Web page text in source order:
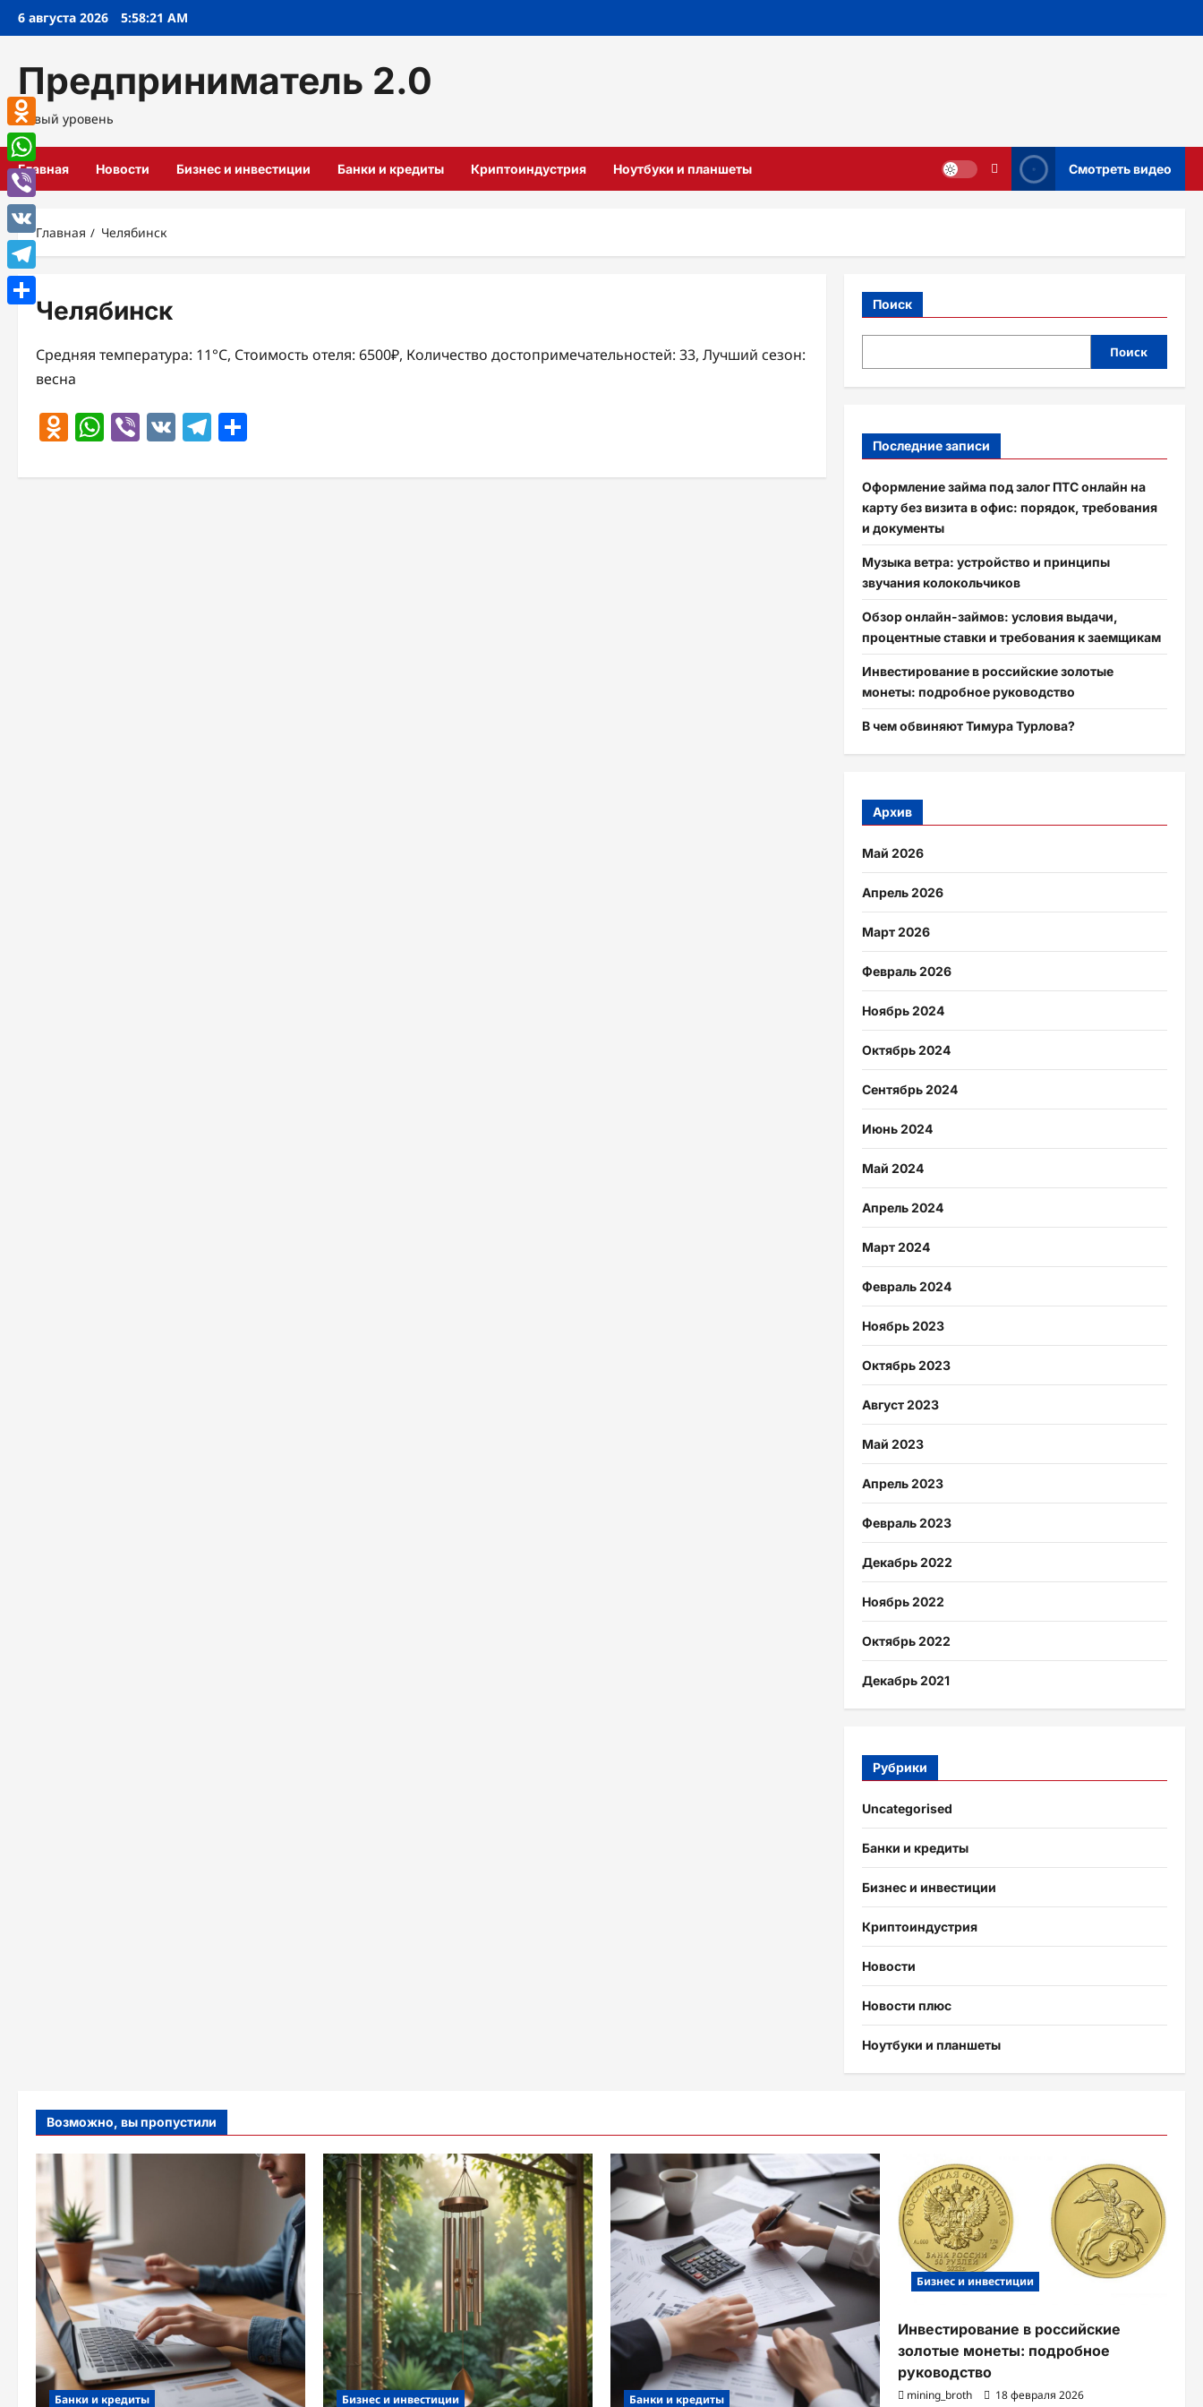
Перейти
6 августа 2026 5:58:21 AM
Предприниматель 2.0
Новый уровень
Главная Новости Бизнес и инвестиции Банки и кредиты Криптоиндустрия Ноутбуки и планшеты Смотреть видео
Главная Челябинск
Челябинск
Средняя температура: 11°C, Стоимость отеля: 6500₽, Количество достопримечательностей: 33, Лучший сезон:
весна
Odnoklassniki
WhatsApp
Viber
VK Telegram
Поиск
Поиск
Последние записи
Оформление займа под залог ПТС онлайн на
карту без визита в офис: порядок, требования
и документы
Музыка ветра: устройство и принципы
звучания колокольчиков
Обзор онлайн-займов: условия выдачи,
процентные ставки и требования к заемщикам
Инвестирование в российские золотые
монеты: подробное руководство
В чем обвиняют Тимура Турлова?
Архив
Май 2026
Апрель 2026
Март 2026
Февраль 2026
Ноябрь 2024
Октябрь 2024
Сентябрь 2024
Июнь 2024
Май 2024
Апрель 2024
Март 2024
Февраль 2024
Ноябрь 2023
Октябрь 2023
Август 2023
Май 2023
Апрель 2023
Февраль 2023
Декабрь 2022
Ноябрь 2022
Октябрь 2022
Декабрь 2021
Рубрики
Uncategorised
Банки и кредиты
Бизнес и инвестиции
Криптоиндустрия
Новости
Новости плюс
Ноутбуки и планшеты
Возможно, вы пропустили
Банки и кредиты Бизнес и инвестиции Банки и кредиты
Бизнес и инвестиции
Инвестирование в российские
золотые монеты: подробное
руководство
mining_broth 18 февраля 2026
Odnoklassniki
WhatsApp
Viber
VK
Telegram
Отправить